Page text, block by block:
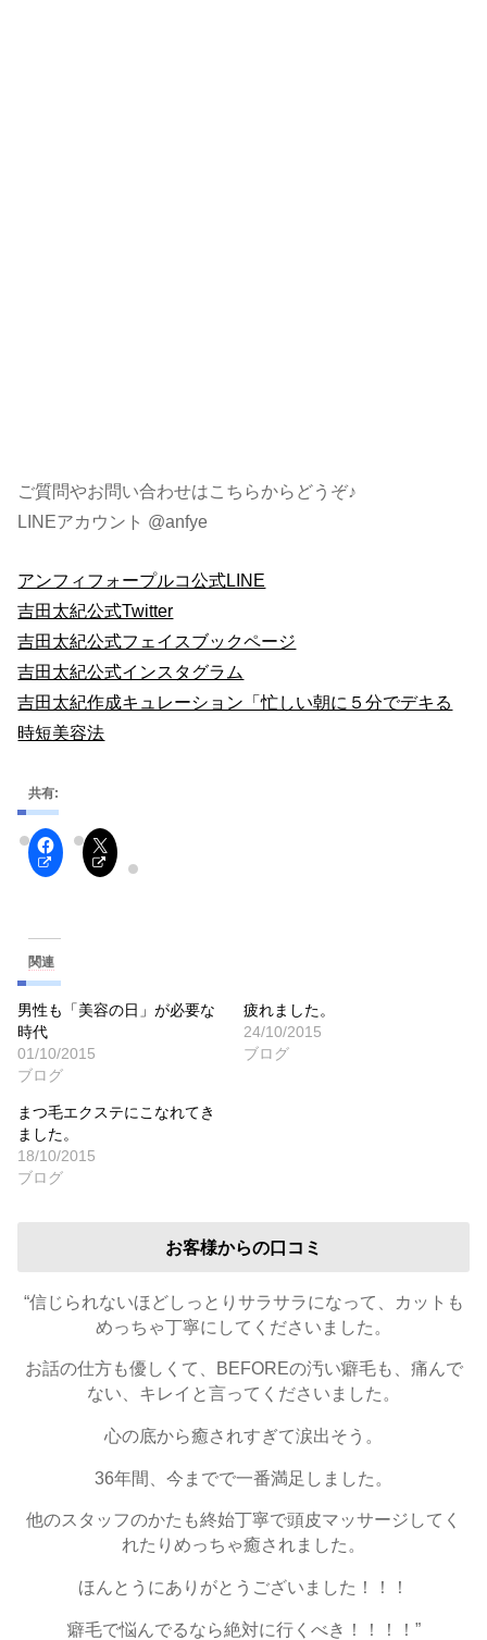
ご質問やお問い合わせはこちらからどうぞ♪
LINEアカウント @anfye
アンフィフォープルコ公式LINE
吉田太紀公式Twitter
吉田太紀公式フェイスブックページ
吉田太紀公式インスタグラム
吉田太紀作成キュレーション「忙しい朝に５分でデキる
時短美容法
共有:
関連
男性も「美容の日」が必要な
時代
01/10/2015
ブログ
疲れました。
24/10/2015
ブログ
まつ毛エクステにこなれてき
ました。
18/10/2015
ブログ
お客様からの口コミ
“信じられないほどしっとりサラサラになって、カットも
めっちゃ丁寧にしてくださいました。
お話の仕方も優しくて、BEFOREの汚い癖毛も、痛んで
ない、キレイと言ってくださいました。
心の底から癒されすぎて涙出そう。
36年間、今までで一番満足しました。
他のスタッフのかたも終始丁寧で頭皮マッサージしてく
れたりめっちゃ癒されました。
ほんとうにありがとうございました！！！
癖毛で悩んでるなら絶対に行くべき！！！！”